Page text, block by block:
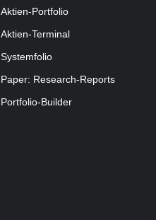
Aktien-Portfolio
Aktien-Terminal
Systemfolio
Paper: Research-Reports
Portfolio-Builder